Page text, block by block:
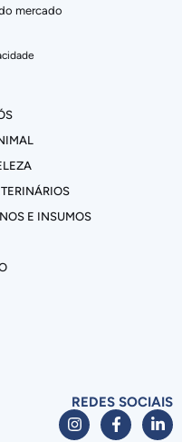
mercado
E INSUMOS
REDES SOCIAIS